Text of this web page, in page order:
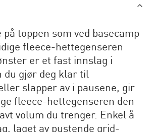
på toppen som ved basecamp
fleece-hettegenseren
er et fast innslag i
du gjør deg klar til
slapper av i pausene, gir
fleece-hettegenseren den
volum du trenger. Enkel å
laget av pustende grid-